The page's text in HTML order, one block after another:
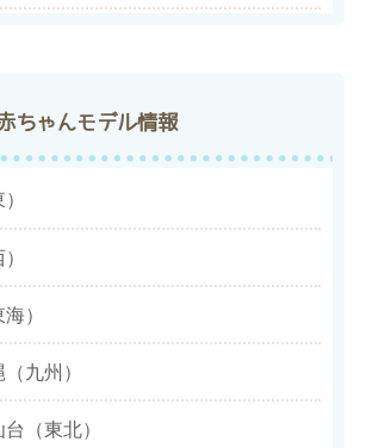
ちゃんモデル情報
）
九州）
（東北）